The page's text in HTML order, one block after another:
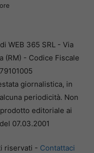
WEB 365 SRL - Via
(RM) - Codice Fiscale
giornalistica, in
periodicità. Non
editoriale ai
07.03.2001
riservati - Contattaci